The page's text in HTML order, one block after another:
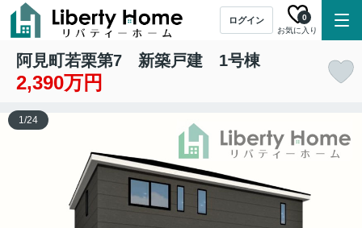
ログイン
お気に入り
0
阿見町若栗第7 新築戸建 1号棟
2,390万円
1/24